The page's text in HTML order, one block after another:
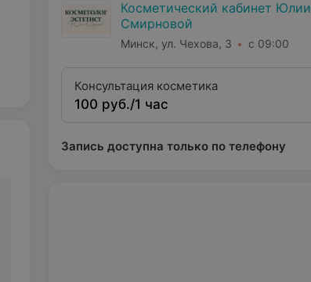
Косметический кабинет Юлии
Смирновой
Минск, ул. Чехова, 3 с 09:00
Консультация косметика
100 руб./1 час
Запись доступна только по телефону